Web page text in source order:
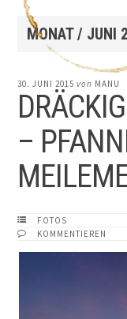
MONAT / JUNI
30. JUNI 2015 von MANU
–
FOTOS
KOMMENTIEREN